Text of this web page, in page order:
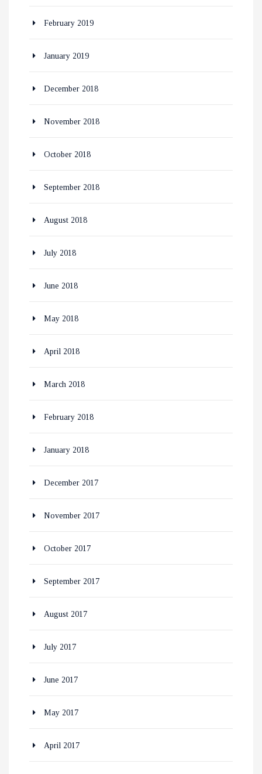
February 2019
January 2019
December 2018
November 2018
October 2018
September 2018
August 2018
July 2018
June 2018
May 2018
April 2018
March 2018
February 2018
January 2018
December 2017
November 2017
October 2017
September 2017
August 2017
July 2017
June 2017
May 2017
April 2017